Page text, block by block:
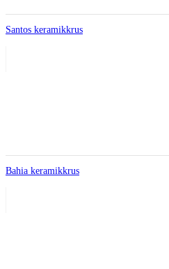
Santos keramikkrus
Bahia keramikkrus